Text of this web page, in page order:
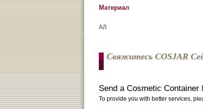
Материал
АЛ
Свяжитесь COSJAR